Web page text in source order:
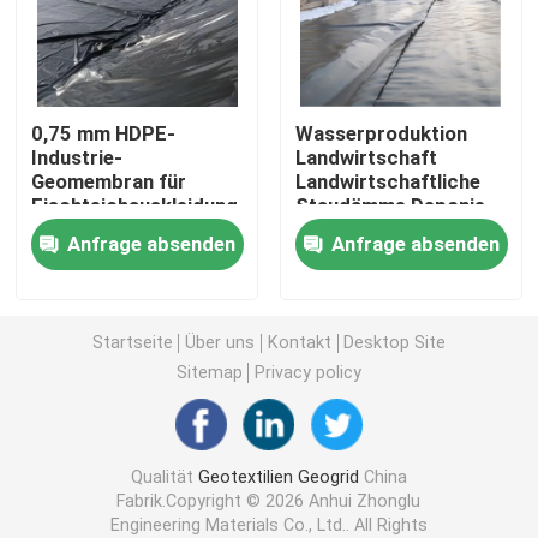
Plastikgrasgitter
Geotextilienentwässerungsgewebe
HDPE Geocell
Entwässerungstaschen Geotube
Geotextilien Geobag
Geomat-Erosionsschutz
0,75 mm HDPE-
Industrie-
Geomembran für
Fischteichauskleidung,
wasserdichte
Anwendungen, Damm,
Deponie
Anfrage absenden
Wasserproduktion
Landwirtschaft
Landwirtschaftliche
Staudämme Deponie
Fische Teich HDPE
Geomembran
ausgekleidete
Anfrage absenden
Startseite Über uns Kontakt
Desktop Site
Sitemap
Privacy policy
Qualität Geotextilien Geogrid China
Fabrik.Copyright © 2026 Anhui Zhonglu
Engineering Materials Co., Ltd.. All Rights